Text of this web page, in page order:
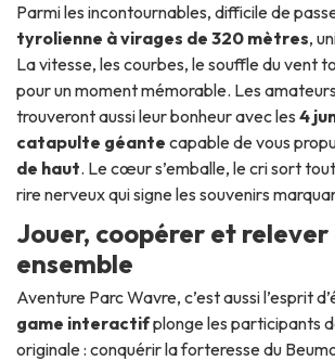
Parmi les incontournables, difficile de
tyrolienne à virages de 320 mètres,
La vitesse, les courbes, le souffle du vent
pour un moment mémorable. Les
trouveront aussi leur bonheur avec les 4
catapulte géante capable de vous
de haut. Le cœur s’emballe, le cri sort
rire nerveux qui signe les souvenirs
Jouer, coopérer et relever
ensemble
Aventure Parc Wavre, c’est aussi l’esprit
game interactifplonge les participants
originale : conquérir la forteresse du